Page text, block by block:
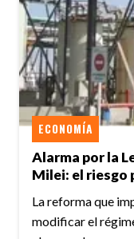
Alarma por la
Milei: el riesgo
ECONOMÍA
La reforma que
modificar el